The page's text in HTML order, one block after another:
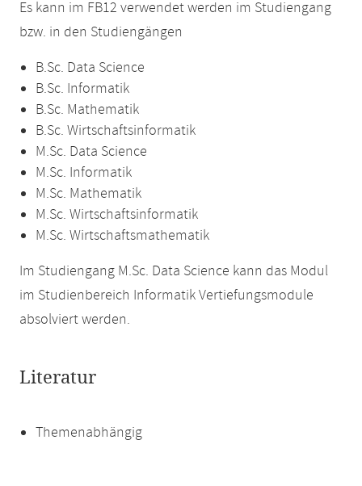
Es kann im FB12 verwendet werden im Studiengang
bzw. in den Studiengängen
B.Sc. Data Science
B.Sc. Informatik
B.Sc. Mathematik
B.Sc. Wirtschaftsinformatik
M.Sc. Data Science
M.Sc. Informatik
M.Sc. Mathematik
M.Sc. Wirtschaftsinformatik
M.Sc. Wirtschaftsmathematik
Im Studiengang M.Sc. Data Science kann das Modul
im Studienbereich Informatik Vertiefungsmodule
absolviert werden.
Literatur
Themenabhängig